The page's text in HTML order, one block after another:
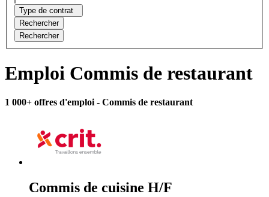
Type de contrat
Rechercher
Rechercher
Emploi Commis de restaurant
1 000+ offres d'emploi - Commis de restaurant
Commis de cuisine H/F